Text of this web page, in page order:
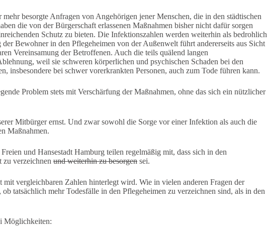
besorgte Anfragen von Angehörigen jener Menschen, die in den städtischen
die von der Bürgerschaft erlassenen Maßnahmen bisher nicht dafür sorgen
Schutz zu bieten. Die Infektionszahlen werden weiterhin als bedrohlich
Bewohner in den Pflegeheimen von der Außenwelt führt andererseits aus Sicht
Vereinsamung der Betroffenen. Auch die teils quälend langen
weil sie schweren körperlichen und psychischen Schaden bei den
insbesondere bei schwer vorerkrankten Personen, auch zum Tode führen kann.
Problem stets mit Verschärfung der Maßnahmen, ohne das sich ein nützlicher
Mitbürger ernst. Und zwar sowohl die Sorge vor einer Infektion als auch die
Maßnahmen.
und Hansestadt Hamburg teilen regelmäßig mit, dass sich in den
zu verzeichnen und weiterhin zu besorgen sei.
mit vergleichbaren Zahlen hinterlegt wird. Wie in vielen anderen Fragen der
tatsächlich mehr Todesfälle in den Pflegeheimen zu verzeichnen sind, als in den
Möglichkeiten: